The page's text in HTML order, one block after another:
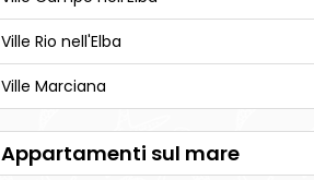
Ville Rio nell'Elba
Ville Marciana
Appartamenti sul mare